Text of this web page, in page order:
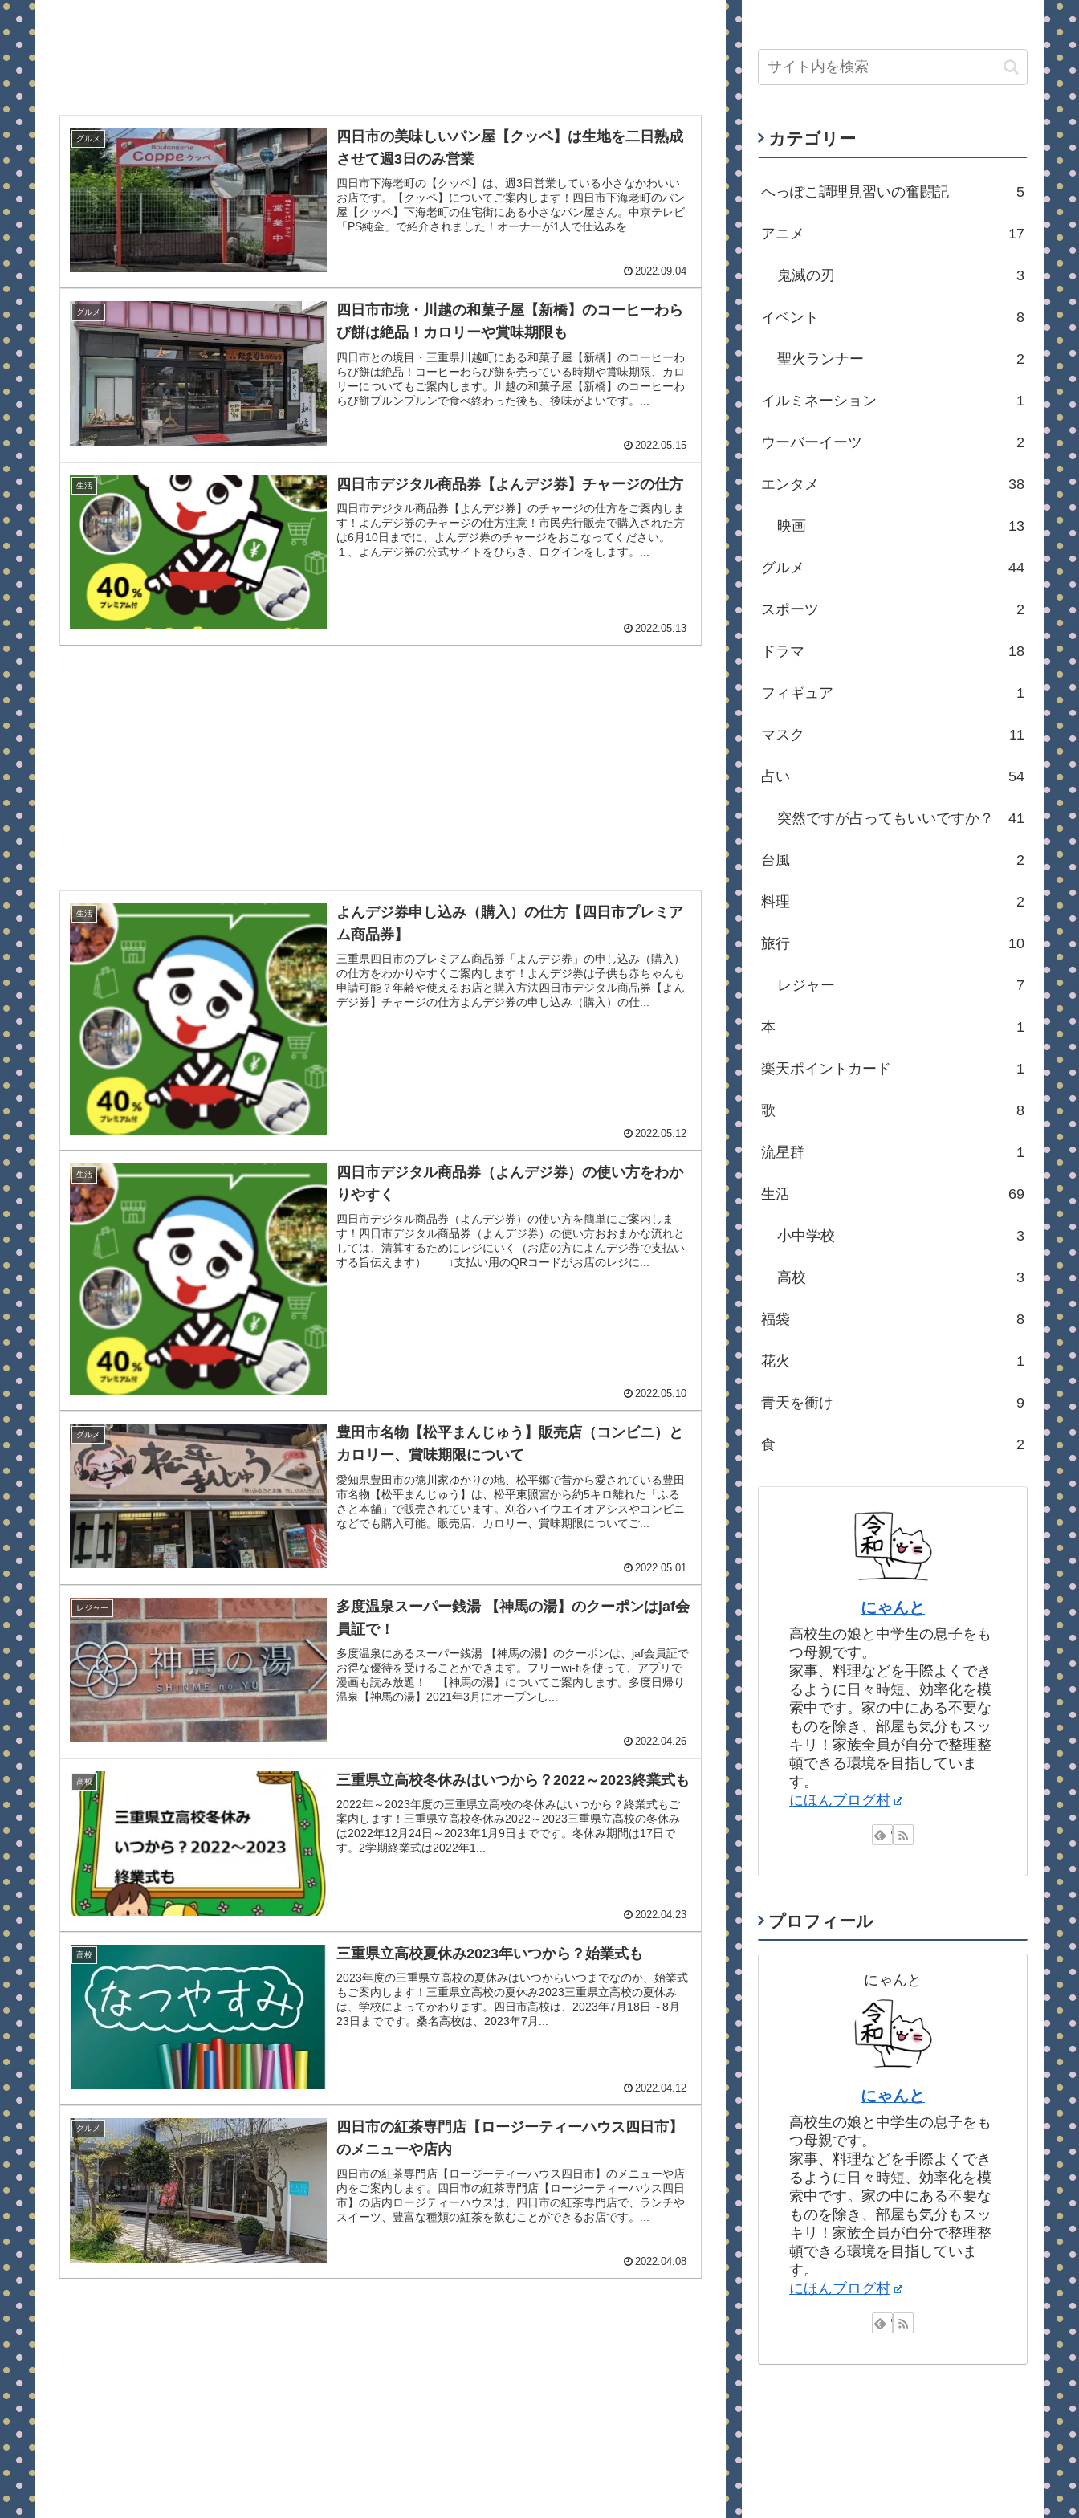
グルメ
四日市の美味しいパン屋【クッペ】は生地を二日熟成
させて週3日のみ営業
四日市下海老町の【クッペ】は、週3日営業している小さなかわいい
お店です。【クッペ】についてご案内します！四日市下海老町のパン
屋【クッペ】下海老町の住宅街にある小さなパン屋さん。中京テレビ
「PS純金」で紹介されました！オーナーが1人で仕込みを...
2022.09.04
グルメ
四日市市境・川越の和菓子屋【新橋】のコーヒーわら
び餅は絶品！カロリーや賞味期限も
四日市との境目・三重県川越町にある和菓子屋【新橋】のコーヒーわ
らび餅は絶品！コーヒーわらび餅を売っている時期や賞味期限、カロ
リーについてもご案内します。川越の和菓子屋【新橋】のコーヒーわ
らび餅プルンプルンで食べ終わった後も、後味がよいです。...
2022.05.15
生活 四日市デジタル商品券【よんデジ券】チャージの仕方
四日市デジタル商品券【よんデジ券】のチャージの仕方をご案内しま
す！よんデジ券のチャージの仕方注意！市民先行販売で購入された方
は6月10日までに、よんデジ券のチャージをおこなってください。
１、よんデジ券の公式サイトをひらき、ログインをします。...
2022.05.13
生活
よんデジ券申し込み（購入）の仕方【四日市プレミア
ム商品券】
三重県四日市のプレミアム商品券「よんデジ券」の申し込み（購入）
の仕方をわかりやすくご案内します！よんデジ券は子供も赤ちゃんも
申請可能？年齢や使えるお店と購入方法四日市デジタル商品券【よん
デジ券】チャージの仕方よんデジ券の申し込み（購入）の仕...
2022.05.12
生活
四日市デジタル商品券（よんデジ券）の使い方をわか
りやすく
四日市デジタル商品券（よんデジ券）の使い方を簡単にご案内しま
す！四日市デジタル商品券（よんデジ券）の使い方おおまかな流れと
しては、清算するためにレジにいく（お店の方によんデジ券で支払い
する旨伝えます） ↓支払い用のQRコードがお店のレジに...
2022.05.10
グルメ
豊田市名物【松平まんじゅう】販売店（コンビニ）と
カロリー、賞味期限について
愛知県豊田市の徳川家ゆかりの地、松平郷で昔から愛されている豊田
市名物【松平まんじゅう】は、松平東照宮から約5キロ離れた「ふる
さと本舗」で販売されています。刈谷ハイウエイオアシスやコンビニ
などでも購入可能。販売店、カロリー、賞味期限についてご...
2022.05.01
レジャー
多度温泉スーパー銭湯 【神馬の湯】のクーポンはjaf会
員証で！
多度温泉にあるスーパー銭湯 【神馬の湯】のクーポンは、jaf会員証で
お得な優待を受けることができます。フリーwi-fiを使って、アプリで
漫画も読み放題！ 【神馬の湯】についてご案内します。多度日帰り
温泉【神馬の湯】2021年3月にオープンし...
2022.04.26
高校 三重県立高校冬休みはいつから？2022～2023終業式も
2022年～2023年度の三重県立高校の冬休みはいつから？終業式もご
案内します！三重県立高校冬休み2022～2023三重県立高校の冬休み
は2022年12月24日～2023年1月9日までです。冬休み期間は17日で
す。2学期終業式は2022年1...
2022.04.23
高校 三重県立高校夏休み2023年いつから？始業式も
2023年度の三重県立高校の夏休みはいつからいつまでなのか、始業式
もご案内します！三重県立高校の夏休み2023三重県立高校の夏休み
は、学校によってかわります。四日市高校は、2023年7月18日～8月
23日までです。桑名高校は、2023年7月...
2022.04.12
グルメ
四日市の紅茶専門店【ロージーティーハウス四日市】
のメニューや店内
四日市の紅茶専門店【ロージーティーハウス四日市】のメニューや店
内をご案内します。四日市の紅茶専門店【ロージーティーハウス四日
市】の店内ロージティーハウスは、四日市の紅茶専門店で、ランチや
スイーツ、豊富な種類の紅茶を飲むことができるお店です。...
2022.04.08
カテゴリー
へっぽこ調理見習いの奮闘記 5
アニメ 17
鬼滅の刃 3
イベント 8
聖火ランナー 2
イルミネーション 1
ウーバーイーツ 2
エンタメ 38
映画 13
グルメ 44
スポーツ 2
ドラマ 18
フィギュア 1
マスク 11
占い 54
突然ですが占ってもいいですか？ 41
台風 2
料理 2
旅行 10
レジャー 7
本 1
楽天ポイントカード 1
歌 8
流星群 1
生活 69
小中学校 3
高校 3
福袋 8
花火 1
青天を衝け 9
食 2
にゃんと
高校生の娘と中学生の息子をも
つ母親です。
家事、料理などを手際よくでき
るように日々時短、効率化を模
索中です。家の中にある不要な
ものを除き、部屋も気分もスッ
キリ！家族全員が自分で整理整
頓できる環境を目指していま
す。
にほんブログ村
プロフィール
にゃんと
にゃんと
高校生の娘と中学生の息子をも
つ母親です。
家事、料理などを手際よくでき
るように日々時短、効率化を模
索中です。家の中にある不要な
ものを除き、部屋も気分もスッ
キリ！家族全員が自分で整理整
頓できる環境を目指していま
す。
にほんブログ村